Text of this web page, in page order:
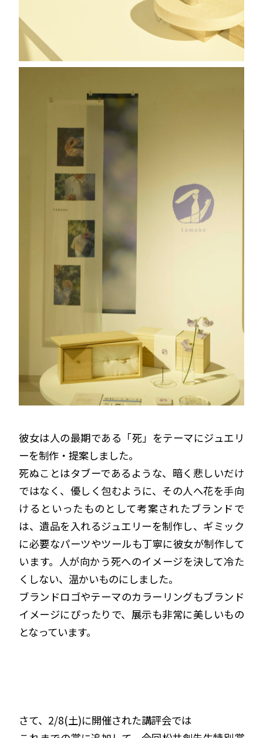
彼女は人の最期である「死」をテーマにジュエリ
ーを制作・提案しました。
死ぬことはタブーであるような、暗く悲しいだけ
ではなく、優しく包むように、その人へ花を手向
けるといったものとして考案されたブランドで
は、遺品を入れるジュエリーを制作し、ギミック
に必要なパーツやツールも丁寧に彼女が制作して
います。人が向かう死へのイメージを決して冷た
くしない、温かいものにしました。
ブランドロゴやテーマのカラーリングもブランド
イメージにぴったりで、展示も非常に美しいもの
となっています。
さて、2/8(土)に開催された講評会では